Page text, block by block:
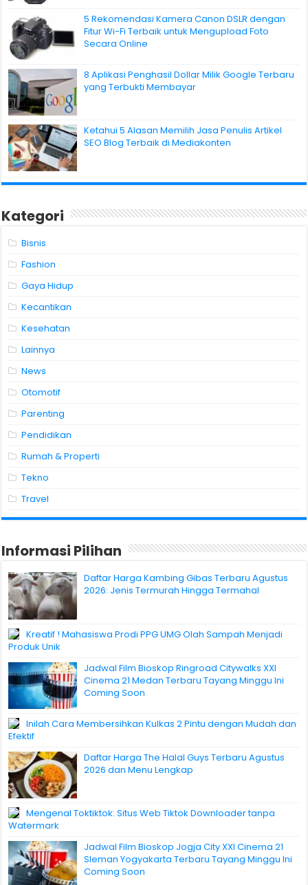
5 Rekomendasi Kamera Canon DSLR dengan
Fitur Wi-Fi Terbaik untuk Mengupload Foto
Secara Online
8 Aplikasi Penghasil Dollar Milik Google Terbaru
yang Terbukti Membayar
Ketahui 5 Alasan Memilih Jasa Penulis Artikel
SEO Blog Terbaik di Mediakonten
Kategori
Bisnis
Fashion
Gaya Hidup
Kecantikan
Kesehatan
Lainnya
News
Otomotif
Parenting
Pendidikan
Rumah & Properti
Tekno
Travel
Informasi Pilihan
Daftar Harga Kambing Gibas Terbaru Agustus
2026: Jenis Termurah Hingga Termahal
Kreatif ! Mahasiswa Prodi PPG UMG Olah Sampah Menjadi
Produk Unik
Jadwal Film Bioskop Ringroad Citywalks XXI
Cinema 21 Medan Terbaru Tayang Minggu Ini
Coming Soon
Inilah Cara Membersihkan Kulkas 2 Pintu dengan Mudah dan
Efektif
Daftar Harga The Halal Guys Terbaru Agustus
2026 dan Menu Lengkap
Mengenal Toktiktok: Situs Web Tiktok Downloader tanpa
Watermark
Jadwal Film Bioskop Jogja City XXI Cinema 21
Sleman Yogyakarta Terbaru Tayang Minggu Ini
Coming Soon